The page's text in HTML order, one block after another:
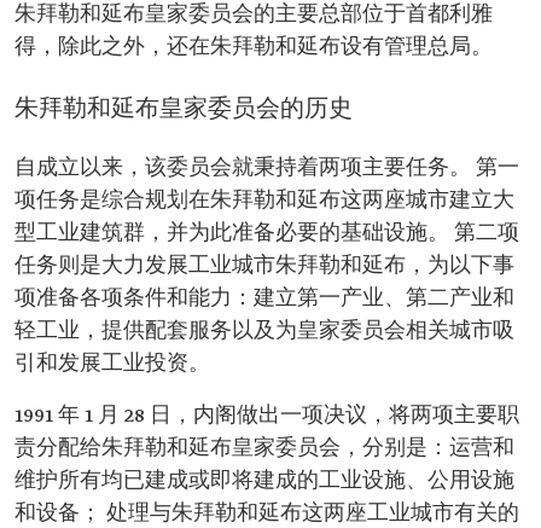
朱拜勒和延布皇家委员会的主要总部位于首都利雅
得，除此之外，还在朱拜勒和延布设有管理总局。
朱拜勒和延布皇家委员会的历史
自成立以来，该委员会就秉持着两项主要任务。 第一
项任务是综合规划在朱拜勒和延布这两座城市建立大
型工业建筑群，并为此准备必要的基础设施。 第二项
任务则是大力发展工业城市朱拜勒和延布，为以下事
项准备各项条件和能力：建立第一产业、第二产业和
轻工业，提供配套服务以及为皇家委员会相关城市吸
引和发展工业投资。
1991 年 1 月 28 日，内阁做出一项决议，将两项主要职
责分配给朱拜勒和延布皇家委员会，分别是：运营和
维护所有均已建成或即将建成的工业设施、公用设施
和设备； 处理与朱拜勒和延布这两座工业城市有关的